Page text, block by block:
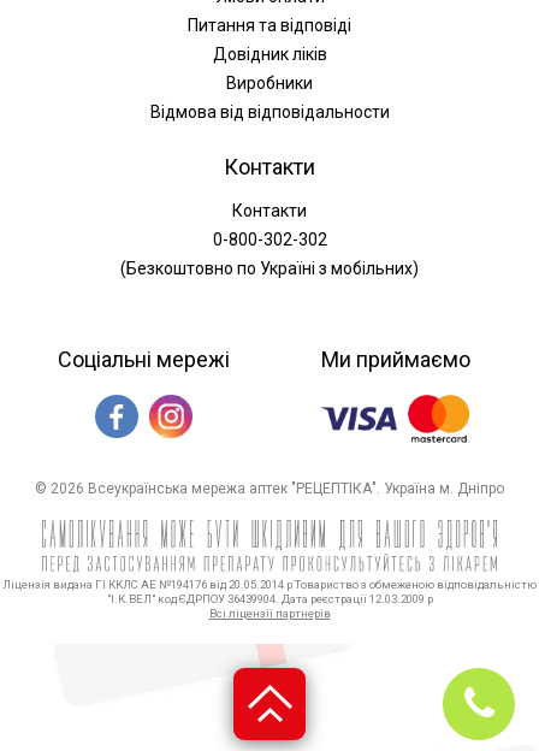
Питання та відповіді
Довідник ліків
Виробники
Відмова від відповідальности
Контакти
Контакти
0-800-302-302
(Безкоштовно по Україні з мобільних)
Соціальні мережі Ми приймаємо
© 2026 Всеукраїнська мережа аптек "РЕЦЕПТІКА". Україна м. Дніпро
Ліцензія видана ГІ ККЛС АЕ №194176 від 20.05.2014 р Товариство з обмеженою відповідальністю
"І.К.ВЕЛ" код ЄДРПОУ 36439904. Дата реєстрації 12.03.2009 р
Всі ліцензії партнерів